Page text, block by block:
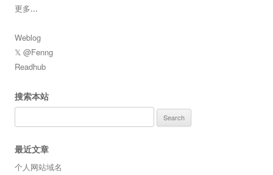
更多...
Weblog
𝕏 @Fenng
Readhub
搜索本站
for:
最近文章
个人网站域名